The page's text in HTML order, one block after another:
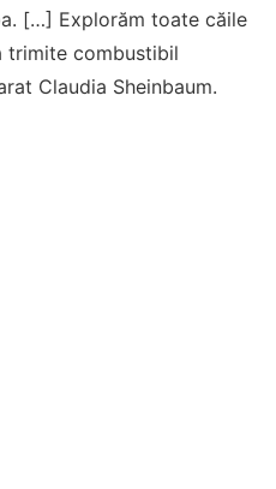
[…] Explorăm toate căile
trimite combustibil
Claudia Sheinbaum.